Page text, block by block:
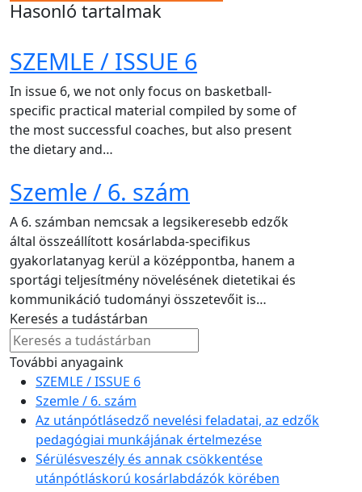
Hasonló tartalmak
SZEMLE / ISSUE 6
In issue 6, we not only focus on basketball-
specific practical material compiled by some of
the most successful coaches, but also present
the dietary and…
Szemle / 6. szám
A 6. számban nemcsak a legsikeresebb edzők
által összeállított kosárlabda-specifikus
gyakorlatanyag kerül a középpontba, hanem a
sportági teljesítmény növelésének dietetikai és
kommunikáció tudományi összetevőit is…
Keresés a tudástárban
További anyagaink
SZEMLE / ISSUE 6
Szemle / 6. szám
Az utánpótlásedző nevelési feladatai, az edzők
pedagógiai munkájának értelmezése
Sérülésveszély és annak csökkentése
utánpótláskorú kosárlabdázók körében